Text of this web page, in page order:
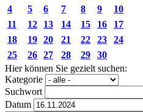
4
5 6 7 8 9
10
11
12 13 14 15 16
17
18
19 20 21 22 23
24
25
26 27 28 29
30
Hier können Sie gezielt suchen:
Kategorie
Suchwort
Datum